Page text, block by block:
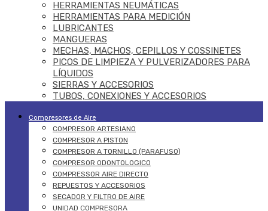
HERRAMIENTAS NEUMÁTICAS
HERRAMIENTAS PARA MEDICIÓN
LUBRICANTES
MANGUERAS
MECHAS, MACHOS, CEPILLOS Y COSSINETES
PICOS DE LIMPIEZA Y PULVERIZADORES PARA
LÍQUIDOS
SIERRAS Y ACCESORIOS
TUBOS, CONEXIONES Y ACCESORIOS
Compresores de Aire
COMPRESOR ARTESIANO
COMPRESOR A PISTON
COMPRESOR A TORNILLO (PARAFUSO)
COMPRESOR ODONTOLOGICO
COMPRESSOR AIRE DIRECTO
REPUESTOS Y ACCESORIOS
SECADOR Y FILTRO DE AIRE
UNIDAD COMPRESORA